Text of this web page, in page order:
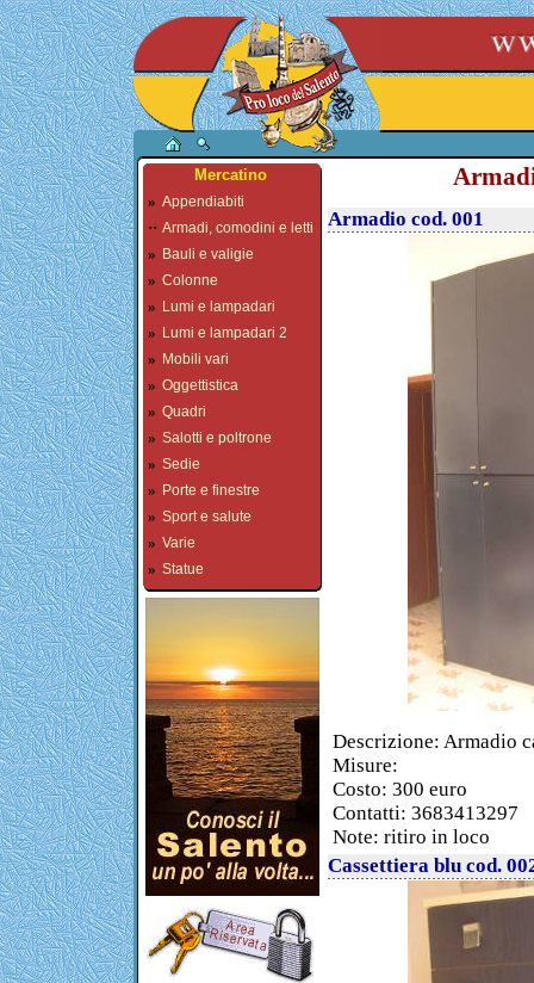
Mercatino
» Appendiabiti
·· Armadi, comodini e letti
» Bauli e valigie
» Colonne
» Lumi e lampadari
» Lumi e lampadari 2
» Mobili vari
» Oggettistica
» Quadri
» Salotti e poltrone
» Sedie
» Porte e finestre
» Sport e salute
» Varie
» Statue
Armadio cod. 001
Descrizione: Armadio
Misure:
Costo: 300 euro
Contatti: 3683413297
Note: ritiro in loco
Cassettiera blu cod.